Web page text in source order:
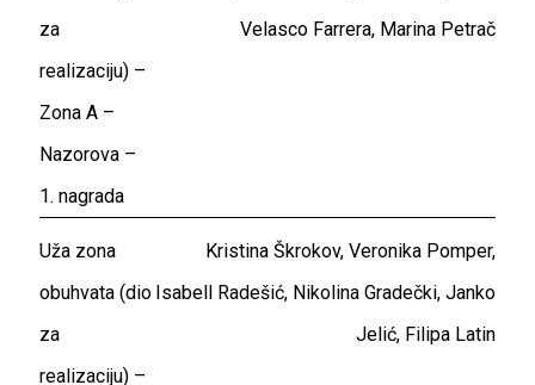
za
realizaciju) –
Zona A –
Nazorova –
1. nagrada
Velasco Farrera, Marina Petrač
Uža zona
obuhvata (dio
za
realizaciju) –
Kristina Škrokov, Veronika Pomper,
Isabell Radešić, Nikolina Gradečki, Janko
Jelić, Filipa Latin